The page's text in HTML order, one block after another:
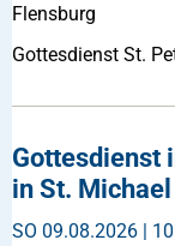
Flensburg
Gottesdienst St.
Gottesdienst
in St. Michael
SO 09.08.2026 |